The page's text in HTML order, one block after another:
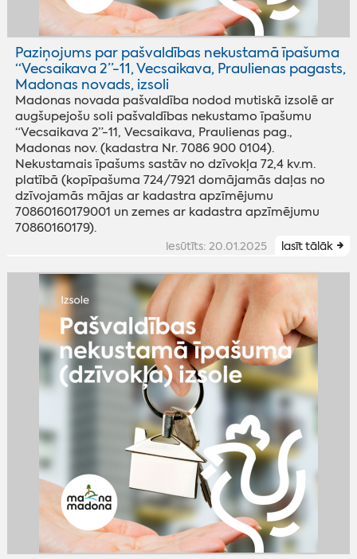
Paziņojums par pašvaldības nekustamā īpašuma
“Vecsaikava 2”-11, Vecsaikava, Praulienas pagasts,
Madonas novads, izsoli
Madonas novada pašvaldība nodod mutiskā izsolē ar
augšupejošu soli pašvaldības nekustamo īpašumu
“Vecsaikava 2”-11, Vecsaikava, Praulienas pag.,
Madonas nov. (kadastra Nr. 7086 900 0104).
Nekustamais īpašums sastāv no dzīvokļa 72,4 kv.m.
platībā (kopīpašuma 724/7921 domājamās daļas no
dzīvojamās mājas ar kadastra apzīmējumu
70860160179001 un zemes ar kadastra apzīmējumu
70860160179).
iesūtīts: 20.01.2025 lasīt tālāk